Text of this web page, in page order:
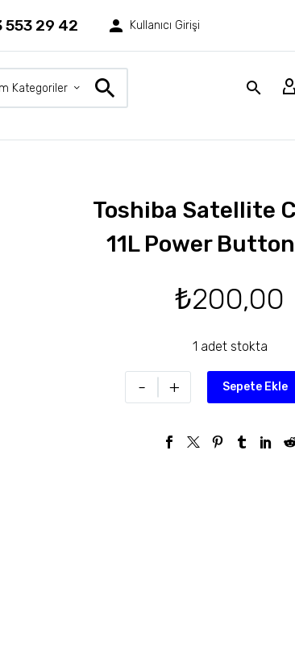
553 29 42 Kullanıcı Girişi
Kategoriler
Toshiba Satellite
11L Power
₺200,00
1 adet stokta
- + Sepete Ekle